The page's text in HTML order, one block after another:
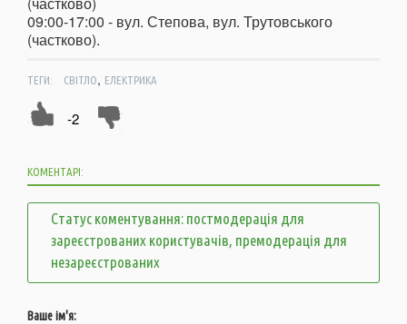
09:00-17:00 - вул. Степова, вул. Трутовського
(частково).
ТЕГИ: СВІТЛО, ЕЛЕКТРИКА
-2
КОМЕНТАРІ:
Статус коментування: постмодерація для
зареєстрованих користувачів, премодерація для
незареєстрованих
Ваше ім'я: